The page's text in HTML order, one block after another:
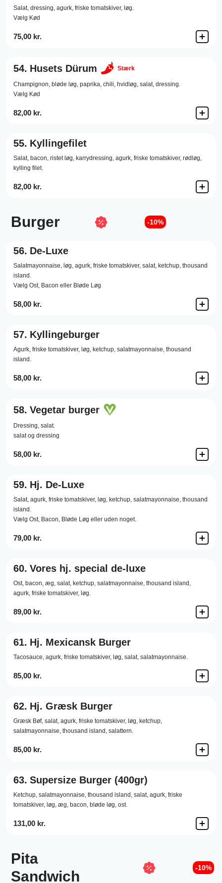
Salat, dressing, agurk, friske tomatskiver, løg.
Vælg Kød
75,00 kr.
54. Husets Dürum Stærk
Champignon, bløde løg, paprika, chili, hvidløg, salat, dressing.
Vælg Kød
82,00 kr.
55. Kyllingefilet
Salat, bacon, ristet løg, karrydressing, agurk, friske tomatskiver, rødløg,
kylling filet.
82,00 kr.
Burger -10%
56. De-Luxe
Salatmayonnaise, løg, agurk, friske tomatskiver, salat, ketchup, thousand
island.
Vælg Ost, Bacon eller Bløde Løg
58,00 kr.
57. Kyllingeburger
Agurk, friske tomatskiver, løg, ketchup, salatmayonnaise, thousand
island.
58,00 kr.
58. Vegetar burger
Dressing, salat.
salat og dressing
58,00 kr.
59. Hj. De-Luxe
Salat, agurk, friske tomatskiver, løg, ketchup, salatmayonnaise, thousand
island.
Vælg Ost, Bacon, Bløde Løg eller uden noget.
79,00 kr.
60. Vores hj. special de-luxe
Ost, bacon, æg, salat, ketchup, salatmayonnaise, thousand island,
agurk, friske tomatskiver, løg.
89,00 kr.
61. Hj. Mexicansk Burger
Tacosauce, agurk, friske tomatskiver, løg, salat, salatmayonnaise.
85,00 kr.
62. Hj. Græsk Burger
Græsk Bøf, salat, agurk, friske tomatskiver, løg, ketchup,
salatmayonnaise, thousand island, salattern.
85,00 kr.
63. Supersize Burger (400gr)
Ketchup, salatmayonnaise, thousand island, salat, agurk, friske
tomatskiver, løg, æg, bacon, bløde løg, ost.
131,00 kr.
Pita
Sandwich
-10%